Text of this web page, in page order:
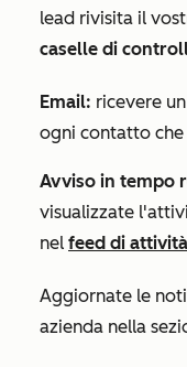
lead rivisita il
caselle di
Email: ricevere
ogni contatto
Avviso in tempo
visualizzate
nel feed di attività
Aggiornate le
azienda nella